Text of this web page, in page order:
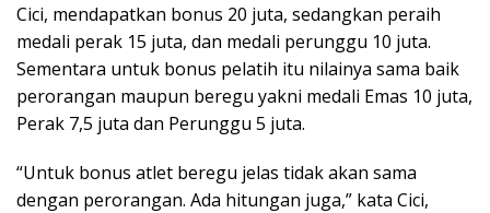
Cici, mendapatkan bonus 20 juta, sedangkan peraih
medali perak 15 juta, dan medali perunggu 10 juta.
Sementara untuk bonus pelatih itu nilainya sama baik
perorangan maupun beregu yakni medali Emas 10 juta,
Perak 7,5 juta dan Perunggu 5 juta.
“Untuk bonus atlet beregu jelas tidak akan sama
dengan perorangan. Ada hitungan juga,” kata Cici,